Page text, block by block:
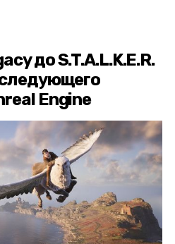
до S.T.A.L.K.E.R.
Engine